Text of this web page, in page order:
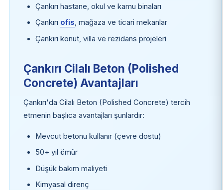
Çankırı hastane, okul ve kamu binaları
Çankırı ofis, mağaza ve ticari mekanlar
Çankırı konut, villa ve rezidans projeleri
Çankırı Cilalı Beton (Polished
Concrete) Avantajları
Çankırı'da Cilalı Beton (Polished Concrete) tercih
etmenin başlıca avantajları şunlardır:
Mevcut betonu kullanır (çevre dostu)
50+ yıl ömür
Düşük bakım maliyeti
Kimyasal direnç